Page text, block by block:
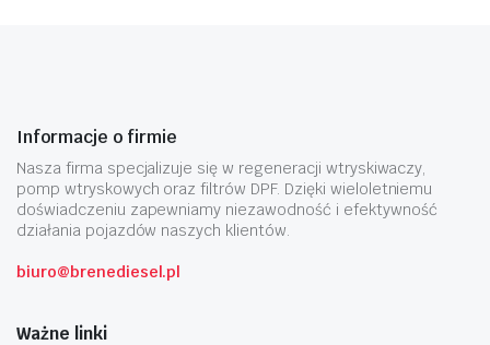
Informacje o firmie
Nasza firma specjalizuje się w regeneracji wtryskiwaczy,
pomp wtryskowych oraz filtrów DPF. Dzięki wieloletniemu
doświadczeniu zapewniamy niezawodność i efektywność
działania pojazdów naszych klientów.
biuro@brenediesel.pl
Ważne linki